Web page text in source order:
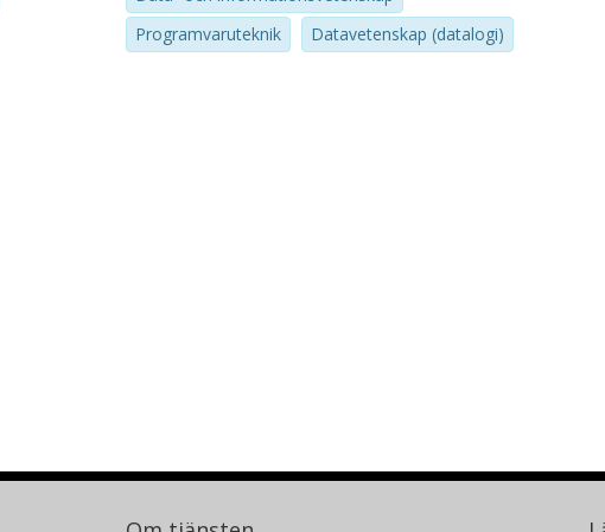
Programvaruteknik
Datavetenskap (datalogi)